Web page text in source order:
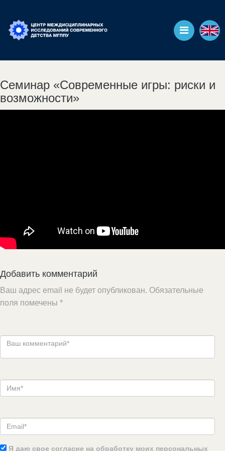
Семинар «Современные игры: риски и
возможности»
Добавить комментарий
Ваш адрес email не будет опубликован. Обязательные
поля помечены *
Я даю свое согласие на обработку моих персональных